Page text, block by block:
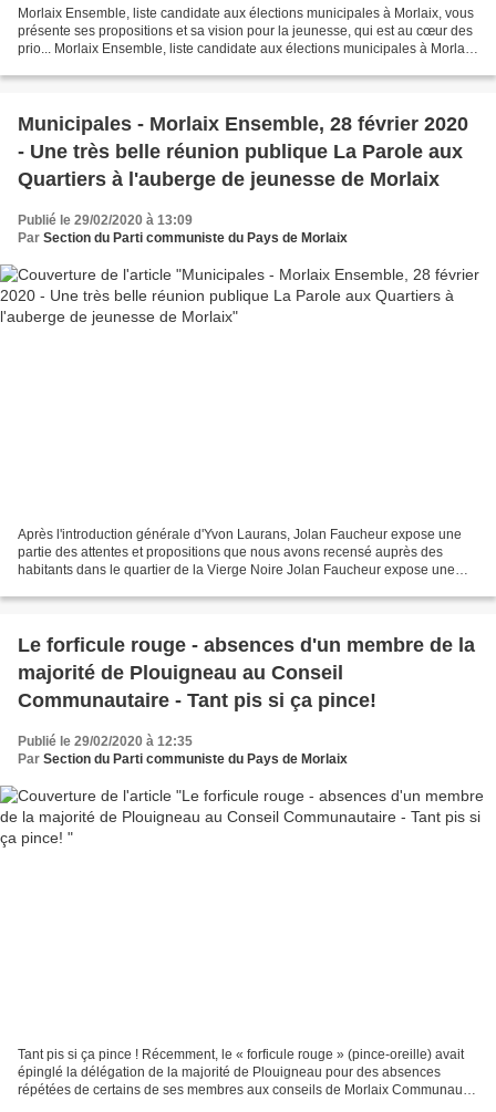
Morlaix Ensemble, liste candidate aux élections municipales à Morlaix, vous
présente ses propositions et sa vision pour la jeunesse, qui est au cœur des
prio... Morlaix Ensemble, liste candidate aux élections municipales à Morlaix,
Municipales - Morlaix Ensemble, 28 février 2020
- Une très belle réunion publique La Parole aux
Quartiers à l'auberge de jeunesse de Morlaix
Publié le 29/02/2020 à 13:09
Par Section du Parti communiste du Pays de Morlaix
Après l'introduction générale d'Yvon Laurans, Jolan Faucheur expose une
partie des attentes et propositions que nous avons recensé auprès des
habitants dans le quartier de la Vierge Noire Jolan Faucheur expose une
Le forficule rouge - absences d'un membre de la
majorité de Plouigneau au Conseil
Communautaire - Tant pis si ça pince!
Publié le 29/02/2020 à 12:35
Par Section du Parti communiste du Pays de Morlaix
Tant pis si ça pince ! Récemment, le « forficule rouge » (pince-oreille) avait
épinglé la délégation de la majorité de Plouigneau pour des absences
répétées de certains de ses membres aux conseils de Morlaix Communauté.